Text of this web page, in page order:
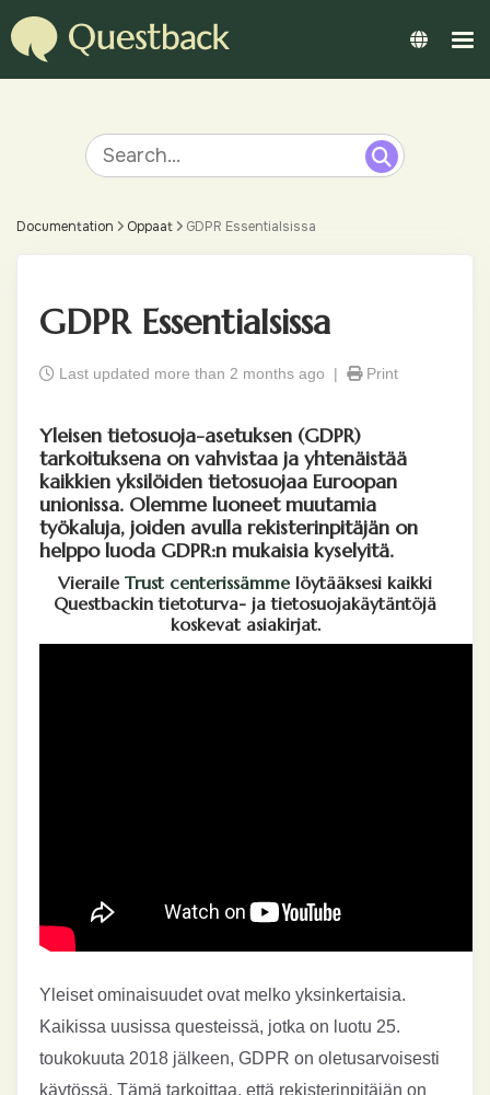
Documentation Oppaat GDPR Essentialsissa
GDPR Essentialsissa
Last updated more than 2 months ago | Print
Yleisen tietosuoja-asetuksen (GDPR)
tarkoituksena on vahvistaa ja yhtenäistää
kaikkien yksilöiden tietosuojaa Euroopan
unionissa. Olemme luoneet muutamia
työkaluja, joiden avulla rekisterinpitäjän on
helppo luoda GDPR:n mukaisia kyselyitä.
Vieraile Trust centerissämme löytääksesi kaikki
Questbackin tietoturva- ja tietosuojakäytäntöjä
koskevat asiakirjat.
Yleiset ominaisuudet ovat melko yksinkertaisia.
Kaikissa uusissa questeissä, jotka on luotu 25.
toukokuuta 2018 jälkeen, GDPR on oletusarvoisesti
käytössä. Tämä tarkoittaa, että rekisterinpitäjän on